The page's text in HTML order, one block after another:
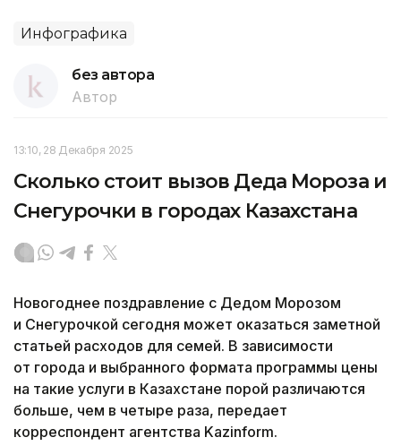
Инфографика
без автора
Автор
13:10, 28 Декабря 2025
Сколько стоит вызов Деда Мороза и
Снегурочки в городах Казахстана
Новогоднее поздравление с Дедом Морозом
и Снегурочкой сегодня может оказаться заметной
статьей расходов для семей. В зависимости
от города и выбранного формата программы цены
на такие услуги в Казахстане порой различаются
больше, чем в четыре раза, передает
корреспондент агентства Kazinform.